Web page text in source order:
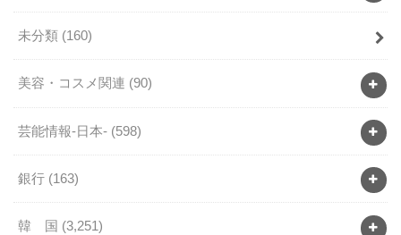
未分類 (160)
美容・コスメ関連 (90)
芸能情報-日本- (598)
銀行 (163)
韓 国 (3,251)